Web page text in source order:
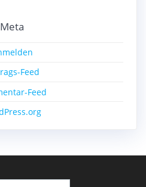
Meta
Feed
Feed